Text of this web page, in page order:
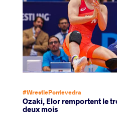
#WrestlePontevedra
Ozaki, Elor remportent le
deux mois